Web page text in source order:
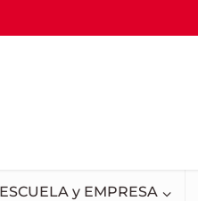
ESCUELA y EMPRESA